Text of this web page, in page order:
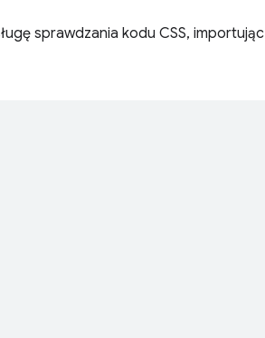
sprawdzania kodu CSS,